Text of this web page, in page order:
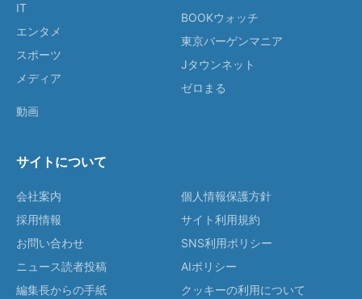
IT
エンタメ
スポーツ
メディア
動画
BOOKウォッチ
東京バーゲンマニア
Jタウンネット
ゼロまる
サイトについて
会社案内
採用情報
お問い合わせ
ニュース読者投稿
編集長からの手紙
個人情報保護方針
サイト利用規約
SNS利用ポリシー
AIポリシー
クッキーの利用について